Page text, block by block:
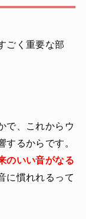
ごく重要な部
で、これからウ
るからです。
のいい音がなる
に慣れれるって